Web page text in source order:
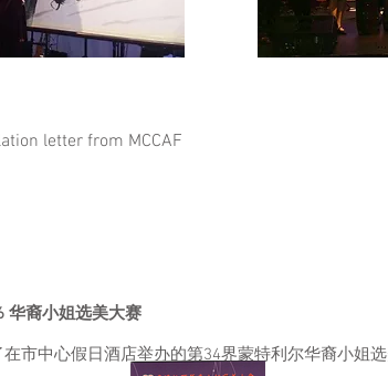
letter from MCCAF
华裔小姐选美大赛
市中心假日酒店举办的第34界蒙特利尔华裔小姐选